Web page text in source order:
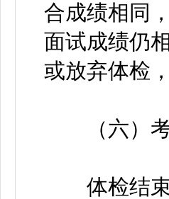
合成绩相同
面试成绩仍
或放弃体检
（六）
体检结束